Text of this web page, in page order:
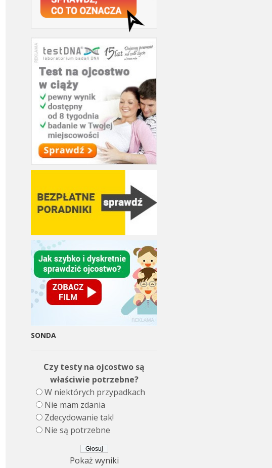
SONDA
Czy testy na ojcostwo są
właściwie potrzebne?
W niektórych przypadkach
Nie mam zdania
Zdecydowanie tak!
Nie są potrzebne
Pokaż wyniki